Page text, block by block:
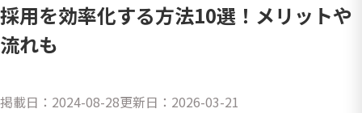
採用を効率化する方法10選！メリットや
流れも
掲載日： 2024-08-28更新日： 2026-03-21